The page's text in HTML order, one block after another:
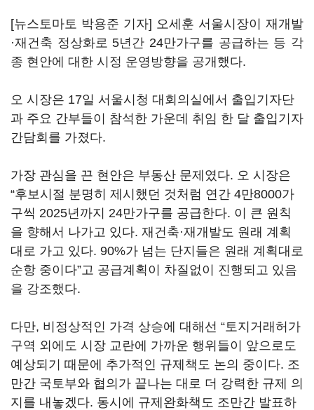
[뉴스토마토 박용준 기자] 오세훈 서울시장이 재개발
·재건축 정상화로 5년간 24만가구를 공급하는 등 각
종 현안에 대한 시정 운영방향을 공개했다.
오 시장은 17일 서울시청 대회의실에서 출입기자단
과 주요 간부들이 참석한 가운데 취임 한 달 출입기자
간담회를 가졌다.
가장 관심을 끈 현안은 부동산 문제였다. 오 시장은
“후보시절 분명히 제시했던 것처럼 연간 4만8000가
구씩 2025년까지 24만가구를 공급한다. 이 큰 원칙
을 향해서 나가고 있다. 재건축·재개발도 원래 계획
대로 가고 있다. 90%가 넘는 단지들은 원래 계획대로
순항 중이다”고 공급계획이 차질없이 진행되고 있음
을 강조했다.
다만, 비정상적인 가격 상승에 대해선 “토지거래허가
구역 외에도 시장 교란에 가까운 행위들이 앞으로도
예상되기 때문에 추가적인 규제책도 논의 중이다. 조
만간 국토부와 협의가 끝나는 대로 더 강력한 규제 의
지를 내놓겠다. 동시에 규제완화책도 조만간 발표하